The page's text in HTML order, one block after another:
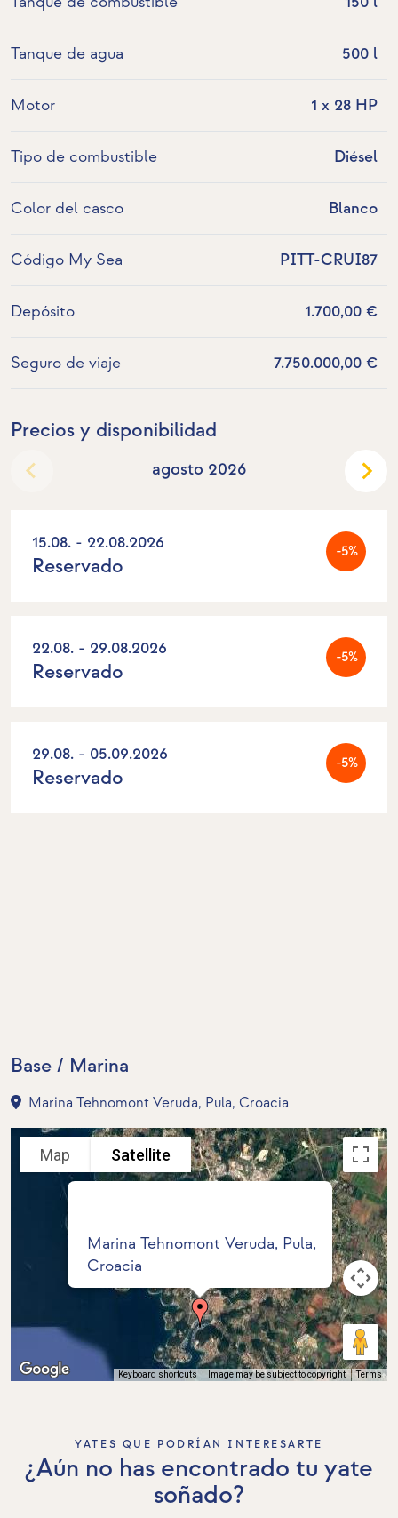
Tanque de agua 500 l
Motor 1 x 28 HP
Tipo de combustible Diésel
Color del casco Blanco
Código My Sea PITT-CRUI87
Depósito 1.700,00 €
Seguro de viaje 7.750.000,00 €
Precios y disponibilidad
agosto 2026
15.08. - 22.08.2026 -5%
Reservado
22.08. - 29.08.2026 -5%
Reservado
29.08. - 05.09.2026 -5%
Reservado
Base / Marina
Marina Tehnomont Veruda, Pula, Croacia
Marina Tehnomont Veruda, Pula,
Croacia
Map Satellite
Keyboard shortcuts Image may be subject to copyright Terms
YATES QUE PODRÍAN INTERESARTE
¿Aún no has encontrado tu yate
soñado?